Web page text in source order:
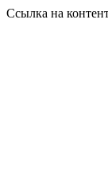
Ссылка на